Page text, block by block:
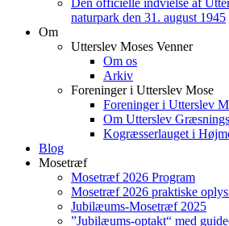
Den officielle indvielse af
naturpark den 31. august 1945
Om
Utterslev Moses Venner
Om os
Arkiv
Foreninger i Utterslev Mose
Foreninger i Utterslev
Om Utterslev
Kogræsserlauget i
Blog
Mosetræf
Mosetræf 2026 Program
Mosetræf 2026 praktiske
Jubilæums-Mosetræf 2025
”Jubilæums-optakt“ med